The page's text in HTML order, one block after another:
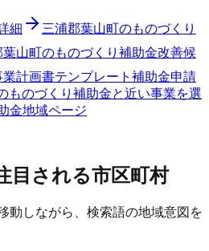
細 三浦郡葉山町のものづくり
葉山町のものづくり補助金改善候
業計画書テンプレート 補助金申請
ものづくり補助金と近い事業を選
金地域ページ
目される市区町村
動しながら、検索語の地域意図を